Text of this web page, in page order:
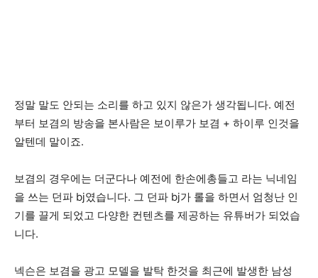
정말 말도 안되는 소리를 하고 있지 않은가 생각됩니다. 예전
부터 보겸의 방송을 본사람은 보이루가 보겸 + 하이루 인것을
알텐데 말이죠.
보겸의 경우에는 더군다나 예전에 한손에총들고 라는 닉네임
을 쓰는 던파 bj였습니다. 그 던파 bj가 롤을 하면서 엄청난 인
기를 끌게 되었고 다양한 컨텐츠를 제공하는 유튜버가 되었습
니다.
넥슨은 보겸을 광고 모델을 발탁 한것을 최근에 발생한 남성